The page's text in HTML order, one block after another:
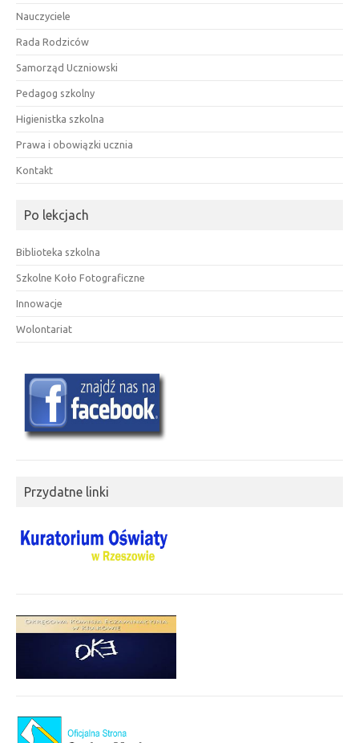
Nauczyciele
Rada Rodziców
Samorząd Uczniowski
Pedagog szkolny
Higienistka szkolna
Prawa i obowiązki ucznia
Kontakt
Po lekcjach
Biblioteka szkolna
Szkolne Koło Fotograficzne
Innowacje
Wolontariat
Przydatne linki